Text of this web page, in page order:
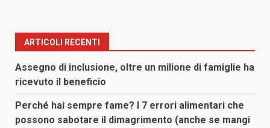
ARTICOLI RECENTI
Assegno di inclusione, oltre un milione di famiglie ha
ricevuto il beneficio
Perché hai sempre fame? I 7 errori alimentari che
possono sabotare il dimagrimento (anche se mangi